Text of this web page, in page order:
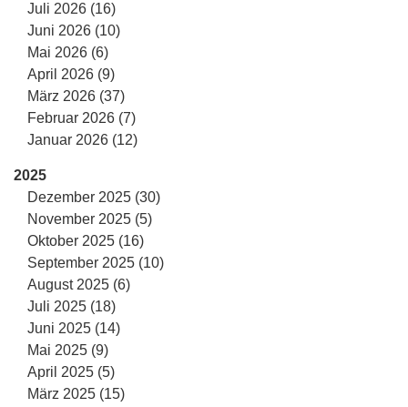
Juli 2026 (16)
Juni 2026 (10)
Mai 2026 (6)
April 2026 (9)
März 2026 (37)
Februar 2026 (7)
Januar 2026 (12)
2025
Dezember 2025 (30)
November 2025 (5)
Oktober 2025 (16)
September 2025 (10)
August 2025 (6)
Juli 2025 (18)
Juni 2025 (14)
Mai 2025 (9)
April 2025 (5)
März 2025 (15)